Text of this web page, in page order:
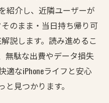
紹介し、近隣ユーザーが
のまま・当日持ち帰り可
説します。読み進めるこ
無駄な出費やデータ損失
適なiPhoneライフと安心
見つかります。